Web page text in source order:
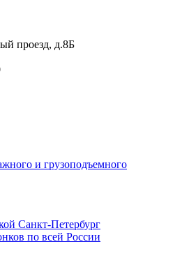
проезд, д.8Б
Санкт-Петербург
по всей России